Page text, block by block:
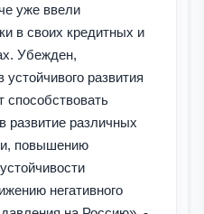
уже ввели
в своих кредитных и
Убежден,
развития
способствовать
развитие различных
повышению
негативного